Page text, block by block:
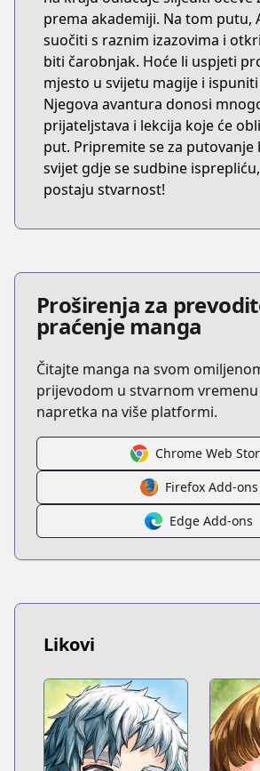
prema akademiji. Na tom putu,
suočiti s raznim izazovima i
biti čarobnjak. Hoće li uspjeti
mjesto u svijetu magije i ispuniti
Njegova avantura donosi
prijateljstava i lekcija koje će
put. Pripremite se za putovanje
svijet gdje se sudbine
postaju stvarnost!
Proširenja za
praćenje manga
Čitajte manga na svom
prijevodom u stvarnom
napretka na više platformi.
Chrome Web
Firefox Add-ons
Edge Add-ons
Likovi